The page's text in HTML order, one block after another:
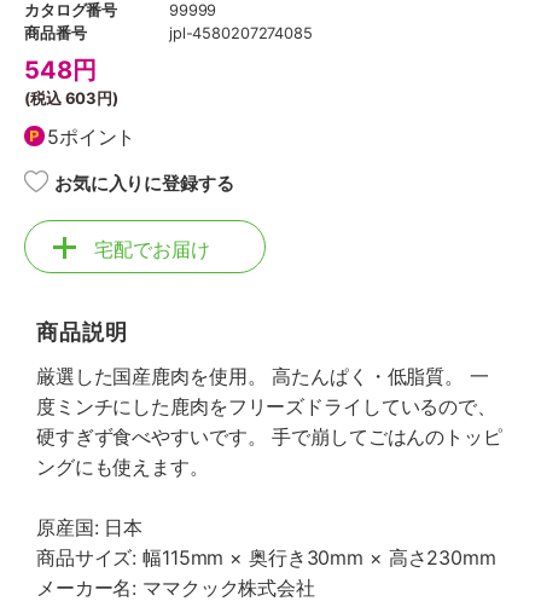
カタログ番号
99999
商品番号
jpl-4580207274085
548円
(税込603円)
5ポイント
お気に入りに登録する
宅配でお届け
商品説明
厳選した国産鹿肉を使用。 高たんぱく・低脂質。 一
度ミンチにした鹿肉をフリーズドライしているので、
硬すぎず食べやすいです。 手で崩してごはんのトッピ
ングにも使えます。
原産国: 日本
商品サイズ: 幅115mm × 奥行き30mm × 高さ230mm
メーカー名: ママクック株式会社